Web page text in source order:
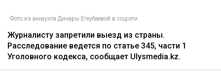
Фото из аккаунта Динары Егеубаевой в соцсети
Журналисту запретили выезд из страны.
Расследование ведется по статье 345, части 1
Уголовного кодекса, сообщает Ulysmedia.kz.